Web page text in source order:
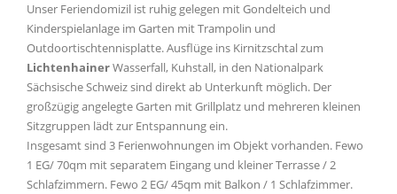
Unser Feriendomizil ist ruhig gelegen mit Gondelteich und
Kinderspielanlage im Garten mit Trampolin und
Outdoortischtennisplatte. Ausflüge ins Kirnitzschtal zum
LichtenhainerWasserfall, Kuhstall, in den Nationalpark
Sächsische Schweiz sind direkt ab Unterkunft möglich. Der
großzügig angelegte Garten mit Grillplatz und mehreren kleinen
Sitzgruppen lädt zur Entspannung ein.
Insgesamt sind 3 Ferienwohnungen im Objekt vorhanden. Fewo
1 EG/ 70qm mit separatem Eingang und kleiner Terrasse / 2
Schlafzimmern. Fewo 2 EG/ 45qm mit Balkon / 1 Schlafzimmer.